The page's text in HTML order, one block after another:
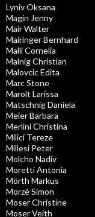
Lyniv Oksana
Magin Jenny
Mair Walter
Mairinger Bernhard
Malli Cornelia
Malnig Christian
Malovcic Edita
Marc Stone
Marolt Larissa
Matschnig Daniela
Meier Barbara
Merlini Christina
Milici Tereze
Millesi Peter
Molcho Nadiv
Moretti Antonia
Mörth Markus
Morzé Simon
Moser Christine
Moser Veith